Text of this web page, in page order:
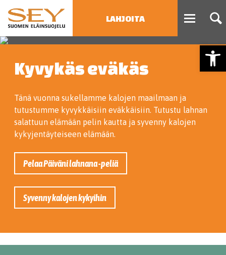
LAHJOITA
Type 2 or more characters
Kyvykäs eväkäs
Tänä vuonna sukellamme kalojen maailmaan ja
tutustumme kyvykkäisiin eväkkäisiin. Tutustu lahnan
salattuun elämään pelin kautta ja syvenny kalojen
kykyjentäyteiseen elämään.
Pelaa Päiväni lahnana -peliä
Syvenny kalojen kykyihin